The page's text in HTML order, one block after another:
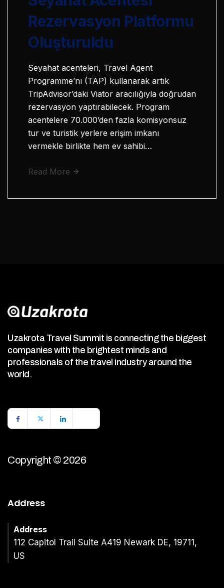
Rezervasyon Platformu
Oluşturuldu
Seyahat acenteleri, Travel Agent
Programme’nı (TAP) kullanarak artık
TripAdvisor’daki Viator aracılığıyla doğrudan
rezervasyon yaptırabilecek. Program
acentelere 70.000’den fazla komisyonsuz
tur ve turistik yerlere erişim imkanı
vermekle birlikte hem ev sahibi…
Read More
Uzakrota Travel Summit is connecting the biggest
companies with the brightest minds and
professionals of the travel industry around the
world.
Copyright © 2026
Address
Address
112 Capitol Trail Suite A419 Newark DE, 19711,
US